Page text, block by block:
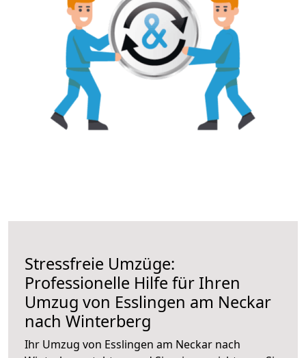
Stressfreie Umzüge:
Professionelle Hilfe für Ihren
Umzug von Esslingen am Neckar
nach Winterberg
Ihr Umzug von Esslingen am Neckar nach